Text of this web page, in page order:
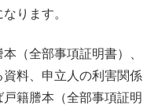
ります。
（全部事項証明書）、
料、申立人の利害関係
籍謄本（全部事項証明